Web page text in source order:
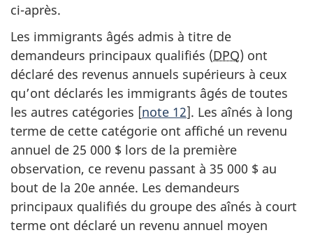
ci-après.
Les immigrants âgés admis à titre de
demandeurs principaux qualifiés (DPQ) ont
déclaré des revenus annuels supérieurs à ceux
qu’ont déclarés les immigrants âgés de toutes
les autres catégories [note 12]. Les aînés à long
terme de cette catégorie ont affiché un revenu
annuel de 25 000 $ lors de la première
observation, ce revenu passant à 35 000 $ au
bout de la 20e année. Les demandeurs
principaux qualifiés du groupe des aînés à court
terme ont déclaré un revenu annuel moyen